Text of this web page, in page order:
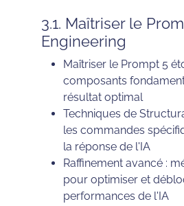
3.1. Maîtriser le
Engineering
Maîtriser le Prompt 5
composants
résultat optimal
Techniques de
les commandes
la réponse de l'IA
Raffinement avancé :
pour optimiser et
performances de l'IA